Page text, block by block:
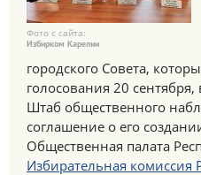
Фото с сайта:
Избирком Карелии
городского Совета,
голосования 20
Штаб общественного
соглашение о его
Общественная палата
Избирательная комиссия